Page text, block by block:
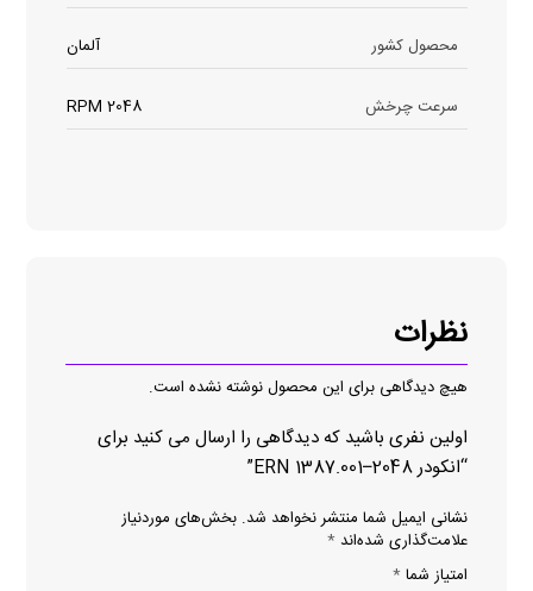
محصول کشور آلمان
سرعت چرخش 2048 RPM
نظرات
هیچ دیدگاهی برای این محصول نوشته نشده است.
اولین نفری باشید که دیدگاهی را ارسال می کنید برای
“انکودر ERN 1387.001–2048”
نشانی ایمیل شما منتشر نخواهد شد. بخش‌های موردنیاز
علامت‌گذاری شده‌اند *
امتیاز شما *